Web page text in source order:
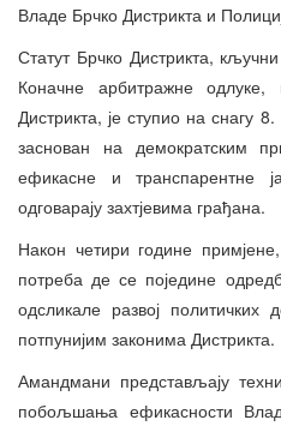
Владе Брчко Дистрикта и
Статут Брчко Дистрикта,
Коначне арбитражне
Дистрикта, је ступио на снагу
заснован на демократским
ефикасне и транспарентне
одговарају захтјевима грађана.
Након четири године
потреба де се поједине
одсликале развој
потпунијим законима Дистрикта.
Амандмани представљају
побољшања ефикасности